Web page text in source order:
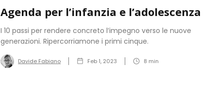
Agenda per l’infanzia e l’adolescenza
I 10 passi per rendere concreto l’impegno verso le nuove
generazioni. Ripercorriamone i primi cinque.
Davide Fabiano Feb 1, 2023 8 min